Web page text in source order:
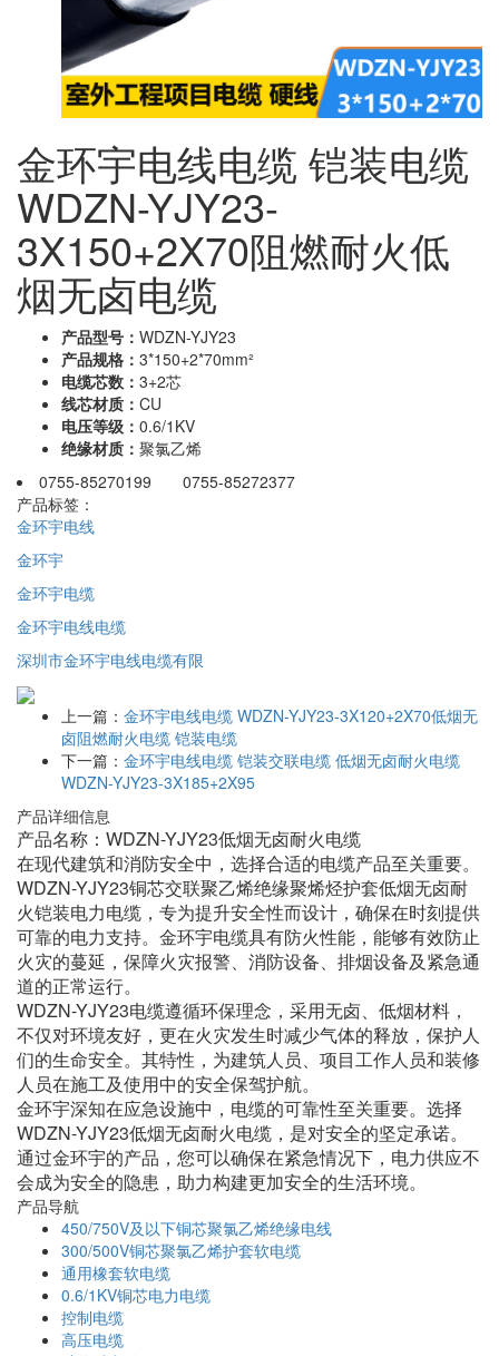
金环宇电线电缆 铠装电缆
WDZN-YJY23-
3X150+2X70阻燃耐火低
烟无卤电缆
产品型号： WDZN-YJY23
产品规格： 3*150+2*70mm²
电缆芯数： 3+2芯
线芯材质： CU
电压等级： 0.6/1KV
绝缘材质： 聚氯乙烯
0755-85270199 0755-85272377
产品标签：
金环宇电线
金环宇
金环宇电缆
金环宇电线电缆
深圳市金环宇电线电缆有限
上一篇： 金环宇电线电缆 WDZN-YJY23-3X120+2X70低烟无
卤阻燃耐火电缆 铠装电缆
下一篇： 金环宇电线电缆 铠装交联电缆 低烟无卤耐火电缆
WDZN-YJY23-3X185+2X95
产品详细信息
产品名称：WDZN-YJY23低烟无卤耐火电缆
在现代建筑和消防安全中，选择合适的电缆产品至关重要。
WDZN-YJY23铜芯交联聚乙烯绝缘聚烯烃护套低烟无卤耐
火铠装电力电缆，专为提升安全性而设计，确保在时刻提供
可靠的电力支持。金环宇电缆具有防火性能，能够有效防止
火灾的蔓延，保障火灾报警、消防设备、排烟设备及紧急通
道的正常运行。
WDZN-YJY23电缆遵循环保理念，采用无卤、低烟材料，
不仅对环境友好，更在火灾发生时减少气体的释放，保护人
们的生命安全。其特性，为建筑人员、项目工作人员和装修
人员在施工及使用中的安全保驾护航。
金环宇深知在应急设施中，电缆的可靠性至关重要。选择
WDZN-YJY23低烟无卤耐火电缆，是对安全的坚定承诺。
通过金环宇的产品，您可以确保在紧急情况下，电力供应不
会成为安全的隐患，助力构建更加安全的生活环境。
产品导航
450/750V及以下铜芯聚氯乙烯绝缘电线
300/500V铜芯聚氯乙烯护套软电缆
通用橡套软电缆
0.6/1KV铜芯电力电缆
控制电缆
高压电缆